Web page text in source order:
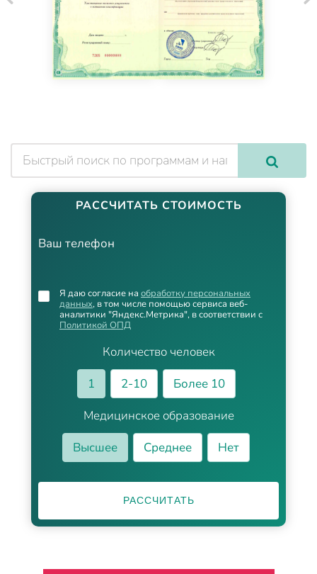
РАССЧИТАТЬ СТОИМОСТЬ
Ваш телефон
Количество человек
1
2-10
Более 10
Медицинское образование
Высшее
Среднее Нет
Я даю согласие на обработку персональных
данных, в том числе помощью сервиса веб-
аналитики "Яндекс.Метрика", в соответствии с
Политикой ОПД
РАССЧИТАТЬ